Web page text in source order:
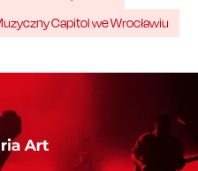
Capitol we Wrocławiu